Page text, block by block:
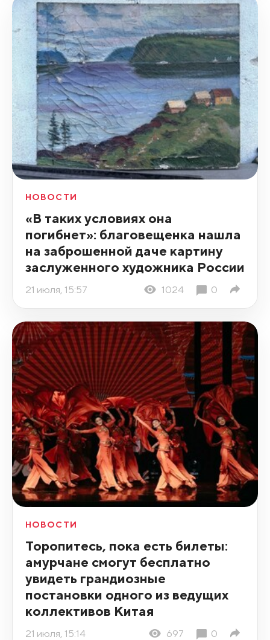
НОВОСТИ
«В таких условиях она
погибнет»: благовещенка нашла
на заброшенной даче картину
заслуженного художника России
21 июля, 15:57 1024 0
НОВОСТИ
Торопитесь, пока есть билеты:
амурчане смогут бесплатно
увидеть грандиозные
постановки одного из ведущих
коллективов Китая
21 июля, 15:14 697 0